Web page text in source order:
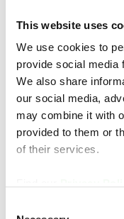
This website uses
We use cookies to
provide social media
We also share
our social media,
may combine it with
provided to them or
of their services.
PARA OBTER
DE CADA PAÍS,
REVENDEDOR